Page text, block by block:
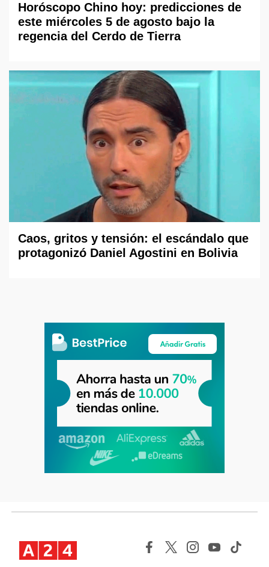
Horóscopo Chino hoy: predicciones de
este miércoles 5 de agosto bajo la
regencia del Cerdo de Tierra
Caos, gritos y tensión: el escándalo que
protagonizó Daniel Agostini en Bolivia